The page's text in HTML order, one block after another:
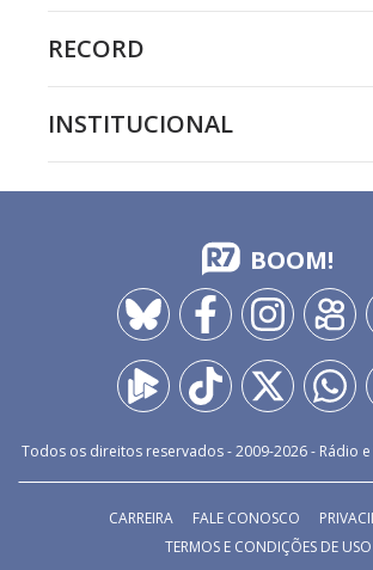
RECORD
INSTITUCIONAL
BOOM!
Todos os direitos reservados - 2009-2026- Rádio e
CARREIRA FALE CONOSCO
TERMOS E CONDIÇÕES DE USO